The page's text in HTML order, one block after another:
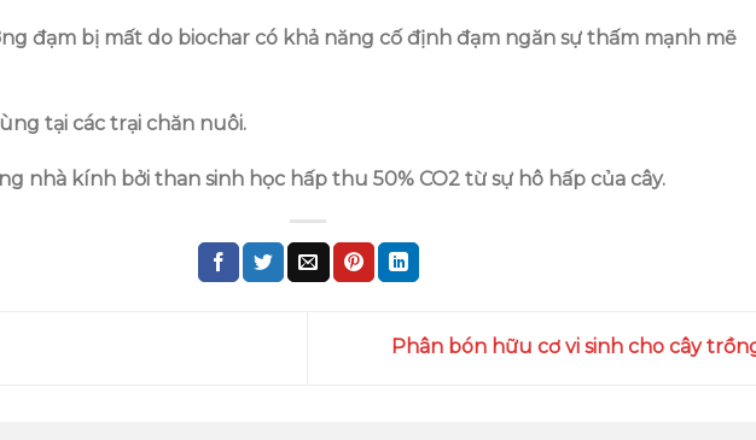
đạm bị mất do biochar có khả năng cố định đạm ngăn sự thấm mạnh mẽ
tại các trại chăn nuôi.
nhà kính bởi than sinh học hấp thu 50% CO2 từ sự hô hấp của cây.
Phân bón hữu cơ vi sinh cho cây